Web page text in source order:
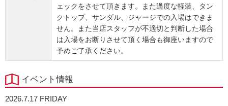
ェックをさせて頂きます。また過度な軽装、タン
クトップ、サンダル、ジャージでの入場はできま
せん。また当店スタッフが不適切と判断した場合
は入場をお断りさせて頂く場合も御座いますので
予めご了承ください。
イベント情報
2026.7.17 FRIDAY